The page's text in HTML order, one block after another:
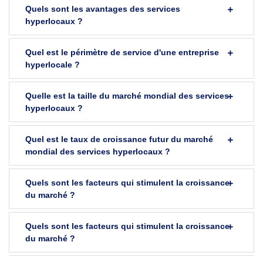
Quels sont les avantages des services
hyperlocaux ?
Quel est le périmètre de service d'une entreprise
hyperlocale ?
Quelle est la taille du marché mondial des services
hyperlocaux ?
Quel est le taux de croissance futur du marché
mondial des services hyperlocaux ?
Quels sont les facteurs qui stimulent la croissance
du marché ?
Quels sont les facteurs qui stimulent la croissance
du marché ?